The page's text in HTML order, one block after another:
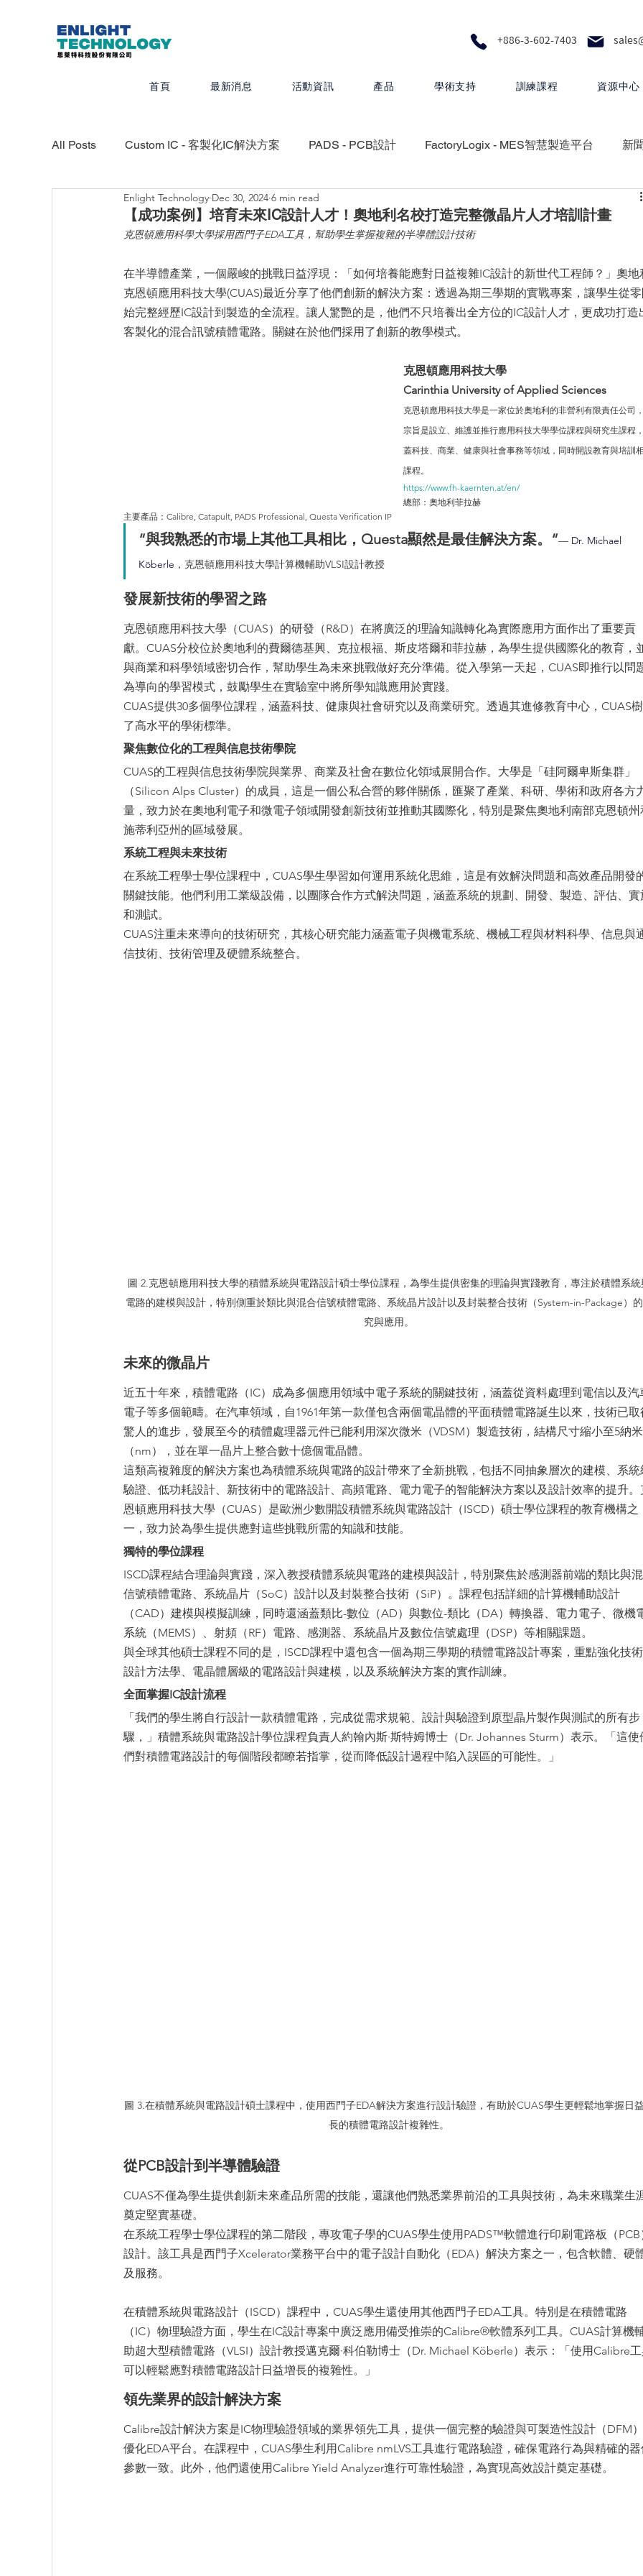
+886-3-602-7403
首頁 最新消息 活動資訊 產品 學術支持 訓練課程 資源中心
All Posts Custom IC - 客製化IC解決方案 PADS - PCB設計 FactoryLogix - MES智慧製造平台 新
Valor - PCB設計、組裝、測試最佳化 CADRA - 設計製圖
Quanscient - 以雲端為基礎的多物理模擬平台 Questa One - 下一代智慧驗證生態系統 Xpedition -
Veloce proFPGA - 高速硬體原型與系統級驗證
CAM350 - 製造性檢測分析
【成功案例】培育未來IC設計人才！奧地利名校打造完整微晶片人才培訓計畫
Enlight Technology Dec 30, 2024 6 min read
克恩頓應用科學大學採用西門子EDA工具，幫助學生掌握複雜的半導體設計技術
在半導體產業，一個嚴峻的挑戰日益浮現：「如何培養能應對日益複雜IC設計的新世代工程師？」奧地
克恩頓應用科技大學(CUAS)最近分享了他們創新的解決方案：透過為期三學期的實戰專案，讓學生從
始完整經歷IC設計到製造的全流程。讓人驚艷的是，他們不只培養出全方位的IC設計人才，更成功打造
客製化的混合訊號積體電路。關鍵在於他們採用了創新的教學模式。
克恩頓應用科技大學
Carinthia University of Applied Sciences
克恩頓應用科技大學是一家位於奧地利的非營利有限責任公司
宗旨是設立、維護並推行應用科技大學學位課程與研究生課程
蓋科技、商業、健康與社會事務等領域，同時開設教育與培訓
課程。
https://www.fh-kaernten.at/en/
總部：奧地利菲拉赫
主要產品：Calibre, Catapult, PADS Professional, Questa Verification IP
“與我熟悉的市場上其他工具相比，Questa顯然是最佳解決方案。“— Dr. Michael
Köberle ，克恩頓應用科技大學計算機輔助VLSI設計教授
發展新技術的學習之路
克恩頓應用科技大學（CUAS）的研發（R&D）在將廣泛的理論知識轉化為實際應用方面作出了重要貢
獻。CUAS分校位於奧地利的費爾德基興、克拉根福、斯皮塔爾和菲拉赫，為學生提供國際化的教育，
與商業和科學領域密切合作，幫助學生為未來挑戰做好充分準備。從入學第一天起，CUAS即推行以問
為導向的學習模式，鼓勵學生在實驗室中將所學知識應用於實踐。
CUAS提供30多個學位課程，涵蓋科技、健康與社會研究以及商業研究。透過其進修教育中心，CUAS
了高水平的學術標準。
聚焦數位化的工程與信息技術學院
CUAS的工程與信息技術學院與業界、商業及社會在數位化領域展開合作。大學是「硅阿爾卑斯集群」
（Silicon Alps Cluster）的成員，這是一個公私合營的夥伴關係，匯聚了產業、科研、學術和政府各方
量，致力於在奧地利電子和微電子領域開發創新技術並推動其國際化，特別是聚焦奧地利南部克恩頓州
施蒂利亞州的區域發展。
系統工程與未來技術
在系統工程學士學位課程中，CUAS學生學習如何運用系統化思維，這是有效解決問題和高效產品開發
關鍵技能。他們利用工業級設備，以團隊合作方式解決問題，涵蓋系統的規劃、開發、製造、評估、實
和測試。
CUAS注重未來導向的技術研究，其核心研究能力涵蓋電子與機電系統、機械工程與材料科學、信息與
信技術、技術管理及硬體系統整合。
圖 2.克恩頓應用科技大學的積體系統與電路設計碩士學位課程，為學生提供密集的理論與實踐教育，專注於積體系統
電路的建模與設計，特別側重於類比與混合信號積體電路、系統晶片設計以及封裝整合技術（System-in-Package）
究與應用。
未來的微晶片
近五十年來，積體電路（IC）成為多個應用領域中電子系統的關鍵技術，涵蓋從資料處理到電信以及汽
電子等多個範疇。在汽車領域，自1961年第一款僅包含兩個電晶體的平面積體電路誕生以來，技術已取
驚人的進步，發展至今的積體處理器元件已能利用深次微米（VDSM）製造技術，結構尺寸縮小至5納米
（nm），並在單一晶片上整合數十億個電晶體。
這類高複雜度的解決方案也為積體系統與電路的設計帶來了全新挑戰，包括不同抽象層次的建模、系統
驗證、低功耗設計、新技術中的電路設計、高頻電路、電力電子的智能解決方案以及設計效率的提升。
恩頓應用科技大學（CUAS）是歐洲少數開設積體系統與電路設計（ISCD）碩士學位課程的教育機構之
一，致力於為學生提供應對這些挑戰所需的知識和技能。
獨特的學位課程
ISCD課程結合理論與實踐，深入教授積體系統與電路的建模與設計，特別聚焦於感測器前端的類比與
信號積體電路、系統晶片（SoC）設計以及封裝整合技術（SiP）。課程包括詳細的計算機輔助設計
（CAD）建模與模擬訓練，同時還涵蓋類比-數位（AD）與數位-類比（DA）轉換器、電力電子、微機
系統（MEMS）、射頻（RF）電路、感測器、系統晶片及數位信號處理（DSP）等相關課題。
與全球其他碩士課程不同的是，ISCD課程中還包含一個為期三學期的積體電路設計專案，重點強化技
設計方法學、電晶體層級的電路設計與建模，以及系統解決方案的實作訓練。
全面掌握IC設計流程
「我們的學生將自行設計一款積體電路，完成從需求規範、設計與驗證到原型晶片製作與測試的所有步
驟，」積體系統與電路設計學位課程負責人約翰內斯·斯特姆博士（Dr. Johannes Sturm）表示。「這使
們對積體電路設計的每個階段都瞭若指掌，從而降低設計過程中陷入誤區的可能性。」
圖 3.在積體系統與電路設計碩士課程中，使用西門子EDA解決方案進行設計驗證，有助於CUAS學生更輕鬆地掌握日
長的積體電路設計複雜性。
從PCB設計到半導體驗證
CUAS不僅為學生提供創新未來產品所需的技能，還讓他們熟悉業界前沿的工具與技術，為未來職業生
奠定堅實基礎。
在系統工程學士學位課程的第二階段，專攻電子學的CUAS學生使用PADS™軟體進行印刷電路板（PCB
設計。該工具是西門子Xcelerator業務平台中的電子設計自動化（EDA）解決方案之一，包含軟體、硬
及服務。
在積體系統與電路設計（ISCD）課程中，CUAS學生還使用其他西門子EDA工具。特別是在積體電路
（IC）物理驗證方面，學生在IC設計專案中廣泛應用備受推崇的Calibre®軟體系列工具。CUAS計算機
助超大型積體電路（VLSI）設計教授邁克爾·科伯勒博士（Dr. Michael Köberle）表示：「使用Calibre
可以輕鬆應對積體電路設計日益增長的複雜性。」
領先業界的設計解決方案
Calibre設計解決方案是IC物理驗證領域的業界領先工具，提供一個完整的驗證與可製造性設計（DFM）
優化EDA平台。在課程中，CUAS學生利用Calibre nmLVS工具進行電路驗證，確保電路行為與精確的
參數一致。此外，他們還使用Calibre Yield Analyzer進行可靠性驗證，為實現高效設計奠定基礎。